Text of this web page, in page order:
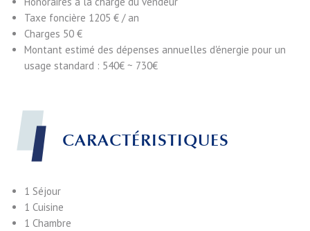
CARACTÉRISTIQUES
1 Séjour
1 Cuisine
1 Chambre
Taxe foncière 1205 € / an
Charges 50 €
Montant estimé des dépenses annuelles d'énergie pour un
usage standard : 540€ ~ 730€